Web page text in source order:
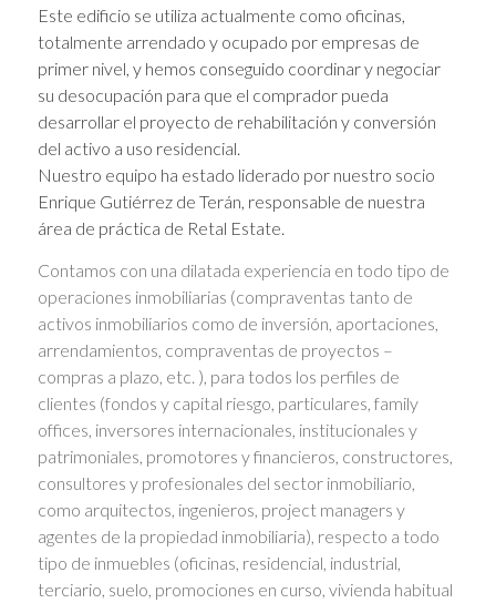
Este edificio se utiliza actualmente como oficinas,
totalmente arrendado y ocupado por empresas de
primer nivel, y hemos conseguido coordinar y negociar
su desocupación para que el comprador pueda
desarrollar el proyecto de rehabilitación y conversión
del activo a uso residencial.
Nuestro equipo ha estado liderado por nuestro socio
Enrique Gutiérrez de Terán, responsable de nuestra
área de práctica de Retal Estate.
Contamos con una dilatada experiencia en todo tipo de
operaciones inmobiliarias (compraventas tanto de
activos inmobiliarios como de inversión, aportaciones,
arrendamientos, compraventas de proyectos –
compras a plazo, etc. ), para todos los perfiles de
clientes (fondos y capital riesgo, particulares, family
offices, inversores internacionales, institucionales y
patrimoniales, promotores y financieros, constructores,
consultores y profesionales del sector inmobiliario,
como arquitectos, ingenieros, project managers y
agentes de la propiedad inmobiliaria), respecto a todo
tipo de inmuebles (oficinas, residencial, industrial,
terciario, suelo, promociones en curso, vivienda habitual